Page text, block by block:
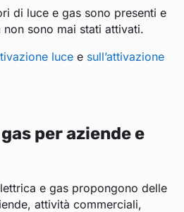
di luce e gas sono presenti e
sono mai stati attivati.
luce e sull’attivazione
per aziende e
e gas propongono delle
attività commerciali,